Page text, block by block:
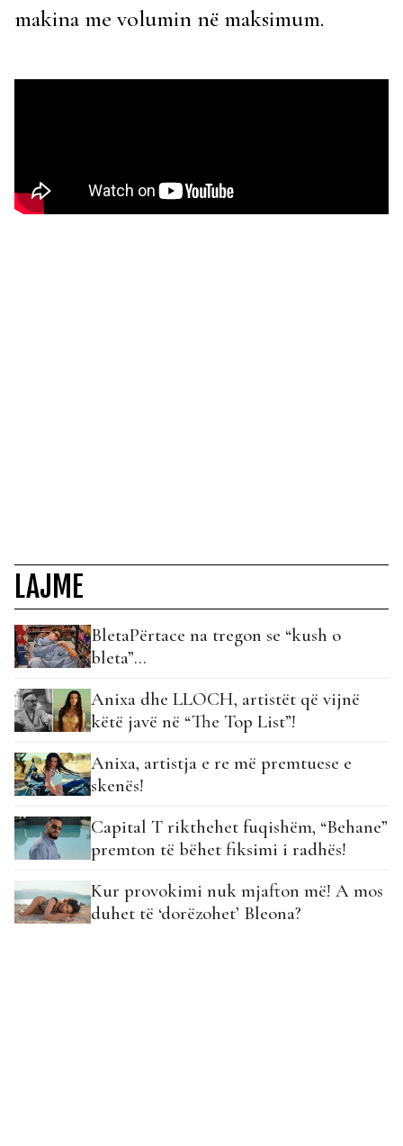
makina me volumin në maksimum.
LAJME
BletaPërtace na tregon se “kush o
bleta”…
Anixa dhe LLOCH, artistët që vijnë
këtë javë në “The Top List”!
Anixa, artistja e re më premtuese e
skenës!
Capital T rikthehet fuqishëm, “Behane”
premton të bëhet fiksimi i radhës!
Kur provokimi nuk mjafton më! A mos
duhet të ‘dorëzohet’ Bleona?